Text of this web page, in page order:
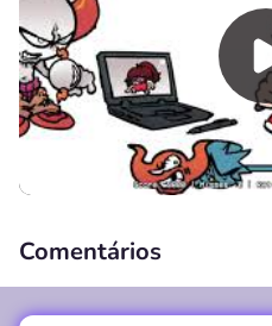
Comentários